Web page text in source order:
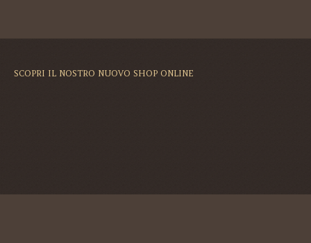
SCOPRI IL NOSTRO NUOVO SHOP ONLINE